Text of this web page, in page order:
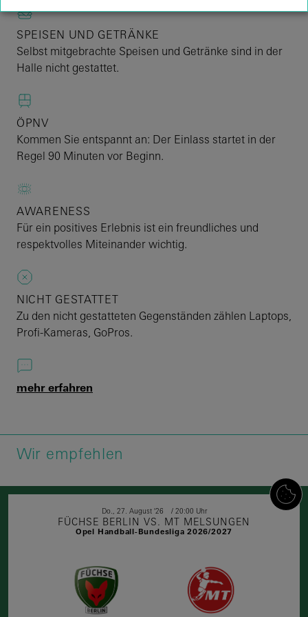
SPEISEN UND GETRÄNKE
Selbst mitgebrachte Speisen und Getränke sind in der
Halle nicht gestattet.
ÖPNV
Kommen Sie entspannt an: Der Einlass startet in der
Regel 90 Minuten vor Beginn.
AWARENESS
Für ein positives Erlebnis ist ein freundliches und
respektvolles Miteinander wichtig.
NICHT GESTATTET
Zu den nicht gestatteten Gegenständen zählen Laptops,
Profi-Kameras, GoPros.
mehr erfahren
Wir empfehlen
Do., 27. August '26 20:00 Uhr
FÜCHSE BERLIN VS. MT MELSUNGEN
Opel Handball-Bundesliga 2026/2027